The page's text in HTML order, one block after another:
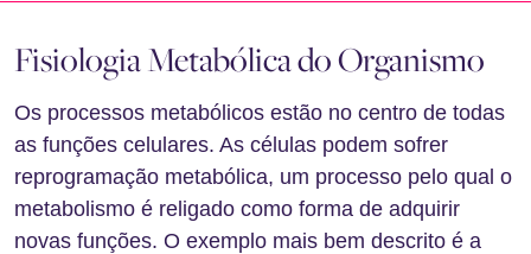
Fisiologia Metabólica do Organismo
Os processos metabólicos estão no centro de todas
as funções celulares. As células podem sofrer
reprogramação metabólica, um processo pelo qual o
metabolismo é religado como forma de adquirir
novas funções. O exemplo mais bem descrito é a